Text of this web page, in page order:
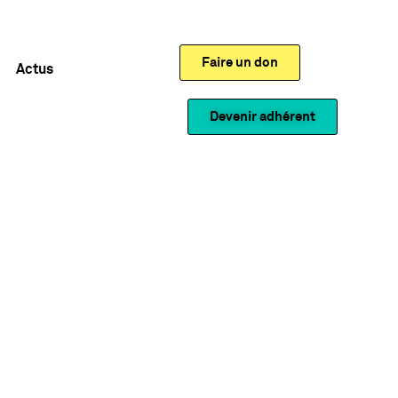
Actus Faire un don
Devenir adhérent